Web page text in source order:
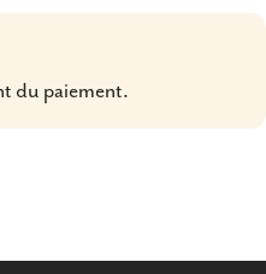
du paiement.